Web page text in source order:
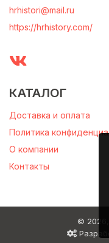
hrhistori@mail.ru
https://hrhistory.com/
КАТАЛОГ
Доставка и оплата
Политика
О компании
Контакты
© 2026,